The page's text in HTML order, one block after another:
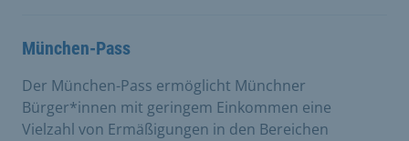
München-Pass
Der München-Pass ermöglicht Münchner
Bürger*innen mit geringem Einkommen eine
Vielzahl von Ermäßigungen in den Bereichen